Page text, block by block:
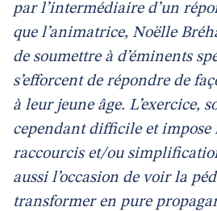
par l’intermédiaire d’un
que l’animatrice, Noëlle
de soumettre à d’éminents
s’efforcent de répondre de
à leur jeune âge. L’exercice,
cependant difficile et
raccourcis et/ou
aussi l’occasion de voir la
transformer en pure